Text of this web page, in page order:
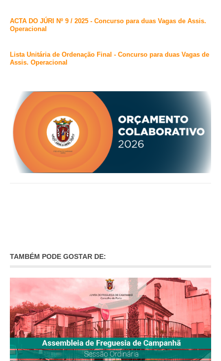
GERAIS
SECRETARIA
RECENSEAMENTO ELEITORAL
ATESTADOS
VENDA AMBULANTE
EMPREGO (GIP)
O GABINETE
ACTA DO JÚRI Nº 9 / 2025 - Concurso para duas Vagas de Assis.
Operacional
Lista Unitária de Ordenação Final - Concurso para duas Vagas de
Assis. Operacional
TAMBÉM PODE GOSTAR DE: